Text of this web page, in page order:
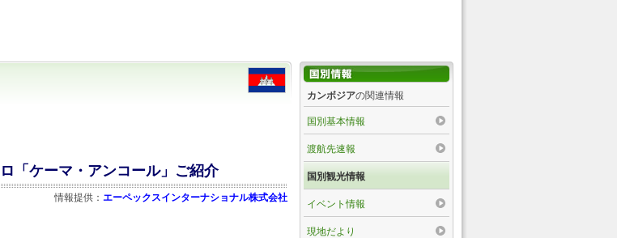
「ケーマ・アンコール」ご紹介
情報提供： エーペックスインターナショナル株式会社
カンボジアの関連情報
国別基本情報
渡航先速報
国別観光情報
イベント情報
現地だより